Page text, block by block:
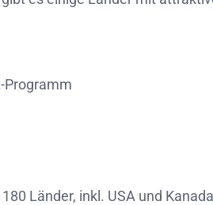
Programm
180 Länder, inkl. USA und Kanada